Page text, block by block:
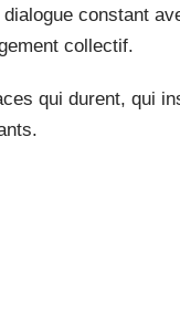
constant
collectif.
qui durent, qui